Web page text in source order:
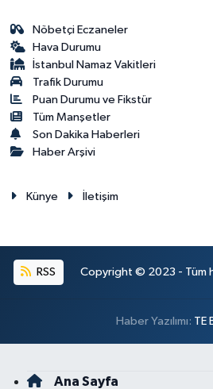
Nöbetçi Eczaneler
Hava Durumu
İstanbul Namaz Vakitleri
Trafik Durumu
Puan Durumu ve Fikstür
Tüm Manşetler
Son Dakika Haberleri
Haber Arşivi
Künye İletişim
RSS Copyright © 2023 - Tüm
Haber Yazılımı: TE
Ana Sayfa